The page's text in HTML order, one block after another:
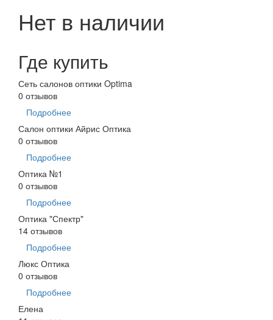
Нет в наличии
Где купить
Сеть салонов оптики Optima
0 отзывов
Подробнее
Салон оптики Айрис Оптика
0 отзывов
Подробнее
Оптика №1
0 отзывов
Подробнее
Оптика "Спектр"
14 отзывов
Подробнее
Люкс Оптика
0 отзывов
Подробнее
Елена